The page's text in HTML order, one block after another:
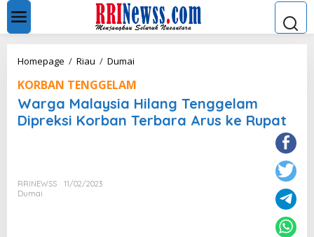
w
Homepage / Riau / Dumai
g
a
M
KORBAN TENGGELAM
Warga Malaysia Hilang Tenggelam
Dipreksi Korban Terbara Arus ke Rupat
RRINEWSS
11/02/2023
Dumai